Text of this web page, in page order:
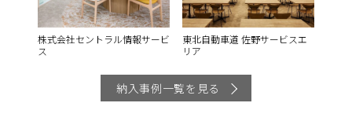
株式会社セントラル情報サービ
ス
東北自動車道 佐野サービスエ
リア
納入事例一覧を見る